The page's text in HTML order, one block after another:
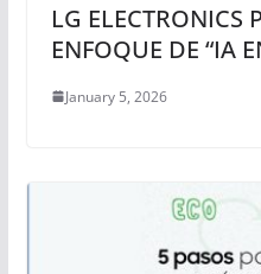
LG ELECTRONICS
ENFOQUE DE “IA
January 5, 2026